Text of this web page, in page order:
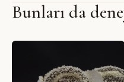
SIBEL YALÇIN ·
Bunları da